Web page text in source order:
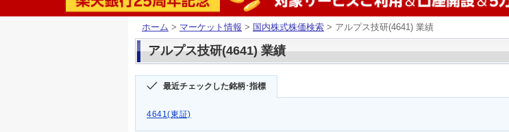
ホーム > マーケット情報 > 国内株式株価検索 > アルプス技研(4641) 業績
アルプス技研(4641) 業績
最近チェックした銘柄･指標
4641(東証)